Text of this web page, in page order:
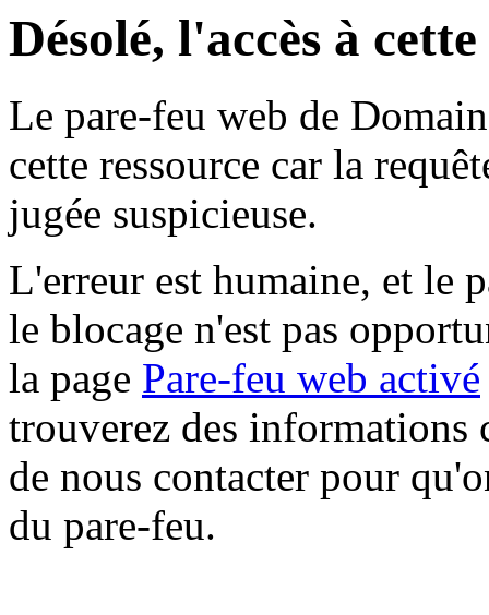
Désolé, l'accès à
Le pare-feu web de
cette ressource car la
jugée suspicieuse.
L'erreur est humaine, et le
le blocage n'est pas
la page Pare-feu web activé
trouverez des informations
de nous contacter pour
du pare-feu.